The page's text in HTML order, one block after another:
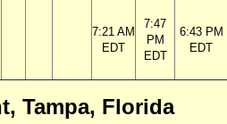
7:21 AM
EDT
7:47
PM
EDT
6:43 PM
EDT
Tampa, Florida